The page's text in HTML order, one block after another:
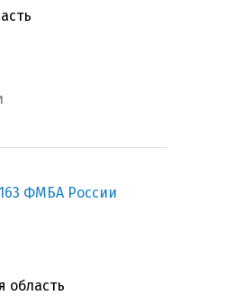
ФМБА России
область